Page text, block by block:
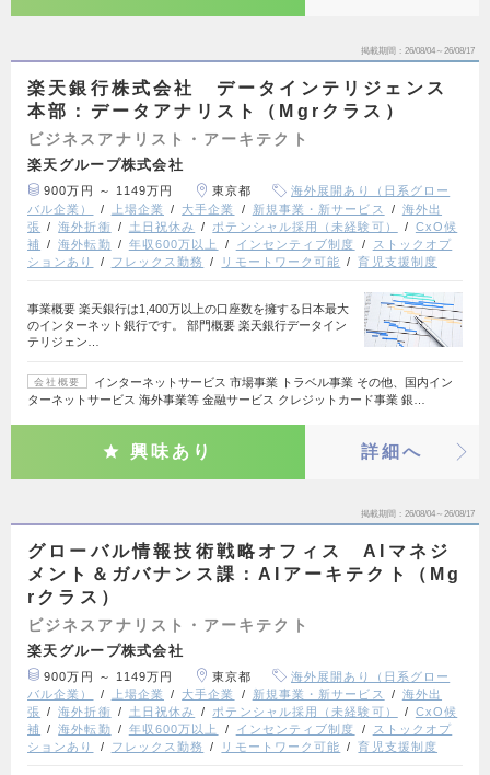
掲載期間 26/08/04～26/08/17
楽天銀行株式会社 データインテリジェンス
本部：データアナリスト（Mgrクラス）
ビジネスアナリスト・アーキテクト
楽天グループ株式会社
900万円 ～ 1149万円 東京都
海外展開あり（日系グロー
バル企業）
上場企業 大手企業 新規事業・新サービス
海外出
張
海外折衝 土日祝休み ポテンシャル採用（未経験可）
CxO候
補
海外転勤 年収600万以上 インセンティブ制度
ストックオプ
ションあり
フレックス勤務 リモートワーク可能 育児支援制度
事業概要 楽天銀行は1,400万以上の口座数を擁する日本最大
のインターネット銀行です。 部門概要 楽天銀行データイン
テリジェン…
会社概要
インターネットサービス 市場事業 トラベル事業 その他、国内イン
ターネットサービス 海外事業等 金融サービス クレジットカード事業 銀…
興味あり 詳細へ
掲載期間 26/08/04～26/08/17
グローバル情報技術戦略オフィス AIマネジ
メント＆ガバナンス課：AIアーキテクト（Mg
rクラス）
ビジネスアナリスト・アーキテクト
楽天グループ株式会社
900万円 ～ 1149万円 東京都
海外展開あり（日系グロー
バル企業）
上場企業 大手企業 新規事業・新サービス
海外出
張
海外折衝 土日祝休み ポテンシャル採用（未経験可）
CxO候
補
海外転勤 年収600万以上 インセンティブ制度
ストックオプ
ションあり
フレックス勤務 リモートワーク可能 育児支援制度